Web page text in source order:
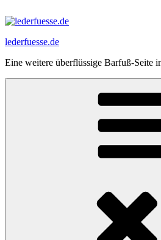
Inhalt
lederfuesse.de
Eine weitere überflüssige Barfuß-Seite